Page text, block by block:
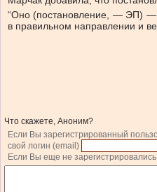
“Оно (постановление, — ЭП) —
в правильном направлении и
Что скажете, Аноним?
Если Вы зарегистрированный
свой логин (email)
Если Вы еще не